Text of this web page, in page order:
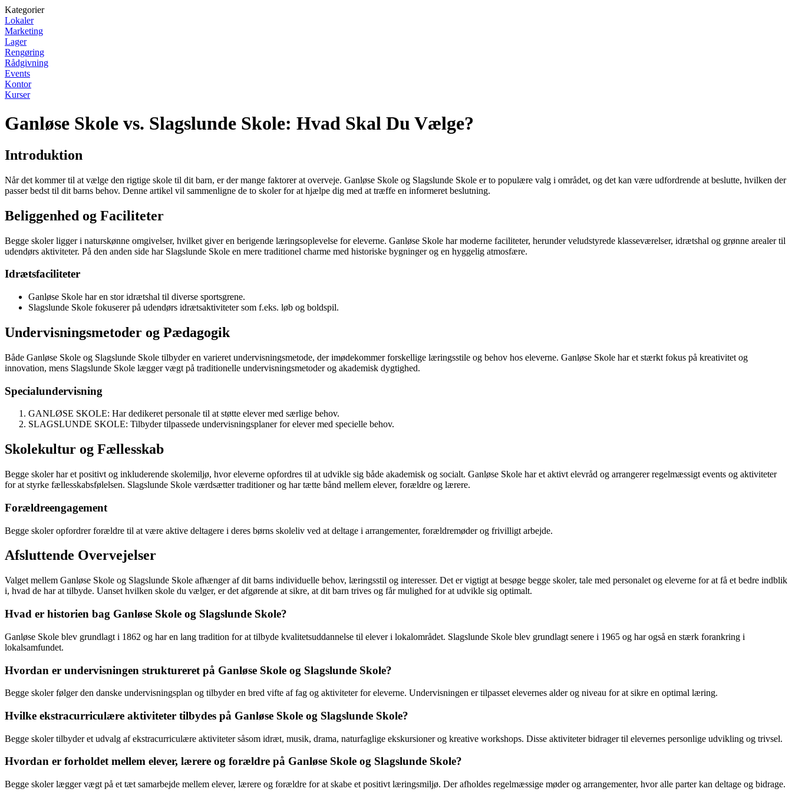
Kategorier
Lokaler
Marketing
Lager
Rengøring
Rådgivning
Events
Kontor
Kurser
Ganløse Skole vs. Slagslunde Skole: Hvad Skal Du Vælge?
Introduktion
Når det kommer til at vælge den rigtige skole til dit barn, er der mange faktorer at overveje. Ganløse Skole og Slagslunde Skole er to populære valg i området, og det kan være udfordrende at beslutte, hvilken der
passer bedst til dit barns behov. Denne artikel vil sammenligne de to skoler for at hjælpe dig med at træffe en informeret beslutning.
Beliggenhed og Faciliteter
Begge skoler ligger i naturskønne omgivelser, hvilket giver en berigende læringsoplevelse for eleverne. Ganløse Skole har moderne faciliteter, herunder veludstyrede klasseværelser, idrætshal og grønne arealer til
udendørs aktiviteter. På den anden side har Slagslunde Skole en mere traditionel charme med historiske bygninger og en hyggelig atmosfære.
Idrætsfaciliteter
Ganløse Skole har en stor idrætshal til diverse sportsgrene.
Slagslunde Skole fokuserer på udendørs idrætsaktiviteter som f.eks. løb og boldspil.
Undervisningsmetoder og Pædagogik
Både Ganløse Skole og Slagslunde Skole tilbyder en varieret undervisningsmetode, der imødekommer forskellige læringsstile og behov hos eleverne. Ganløse Skole har et stærkt fokus på kreativitet og
innovation, mens Slagslunde Skole lægger vægt på traditionelle undervisningsmetoder og akademisk dygtighed.
Specialundervisning
GANLØSE SKOLE: Har dedikeret personale til at støtte elever med særlige behov.
SLAGSLUNDE SKOLE: Tilbyder tilpassede undervisningsplaner for elever med specielle behov.
Skolekultur og Fællesskab
Begge skoler har et positivt og inkluderende skolemiljø, hvor eleverne opfordres til at udvikle sig både akademisk og socialt. Ganløse Skole har et aktivt elevråd og arrangerer regelmæssigt events og aktiviteter
for at styrke fællesskabsfølelsen. Slagslunde Skole værdsætter traditioner og har tætte bånd mellem elever, forældre og lærere.
Forældreengagement
Begge skoler opfordrer forældre til at være aktive deltagere i deres børns skoleliv ved at deltage i arrangementer, forældremøder og frivilligt arbejde.
Afsluttende Overvejelser
Valget mellem Ganløse Skole og Slagslunde Skole afhænger af dit barns individuelle behov, læringsstil og interesser. Det er vigtigt at besøge begge skoler, tale med personalet og eleverne for at få et bedre indblik
i, hvad de har at tilbyde. Uanset hvilken skole du vælger, er det afgørende at sikre, at dit barn trives og får mulighed for at udvikle sig optimalt.
Hvad er historien bag Ganløse Skole og Slagslunde Skole?
Ganløse Skole blev grundlagt i 1862 og har en lang tradition for at tilbyde kvalitetsuddannelse til elever i lokalområdet. Slagslunde Skole blev grundlagt senere i 1965 og har også en stærk forankring i
lokalsamfundet.
Hvordan er undervisningen struktureret på Ganløse Skole og Slagslunde Skole?
Begge skoler følger den danske undervisningsplan og tilbyder en bred vifte af fag og aktiviteter for eleverne. Undervisningen er tilpasset elevernes alder og niveau for at sikre en optimal læring.
Hvilke ekstracurriculære aktiviteter tilbydes på Ganløse Skole og Slagslunde Skole?
Begge skoler tilbyder et udvalg af ekstracurriculære aktiviteter såsom idræt, musik, drama, naturfaglige ekskursioner og kreative workshops. Disse aktiviteter bidrager til elevernes personlige udvikling og trivsel.
Hvordan er forholdet mellem elever, lærere og forældre på Ganløse Skole og Slagslunde Skole?
Begge skoler lægger vægt på et tæt samarbejde mellem elever, lærere og forældre for at skabe et positivt læringsmiljø. Der afholdes regelmæssige møder og arrangementer, hvor alle parter kan deltage og bidrage.